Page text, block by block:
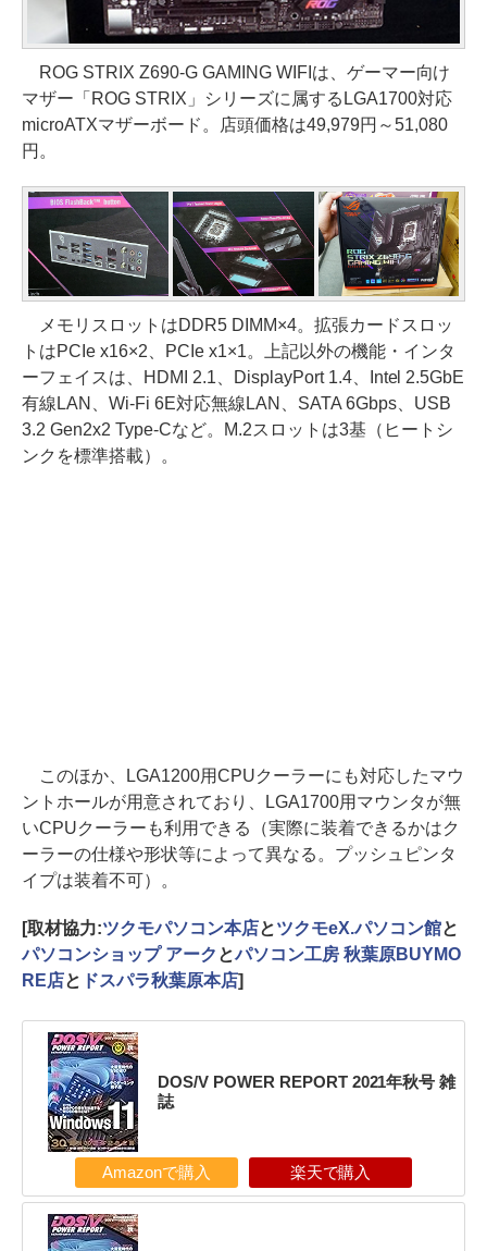
ROG STRIX Z690-G GAMING WIFIは、ゲーマー向け
マザー「ROG STRIX」シリーズに属するLGA1700対応
microATXマザーボード。店頭価格は49,979円～51,080
円。
メモリスロットはDDR5 DIMM×4。拡張カードスロッ
トはPCIe x16×2、PCIe x1×1。上記以外の機能・インタ
ーフェイスは、HDMI 2.1、DisplayPort 1.4、Intel 2.5GbE
有線LAN、Wi-Fi 6E対応無線LAN、SATA 6Gbps、USB
3.2 Gen2x2 Type-Cなど。M.2スロットは3基（ヒートシ
ンクを標準搭載）。
このほか、LGA1200用CPUクーラーにも対応したマウ
ントホールが用意されており、LGA1700用マウンタが無
いCPUクーラーも利用できる（実際に装着できるかはク
ーラーの仕様や形状等によって異なる。プッシュピンタ
イプは装着不可）。
[取材協力:ツクモパソコン本店とツクモeX.パソコン館と
パソコンショップ アーク とパソコン工房 秋葉原BUYMO
RE店と ドスパラ秋葉原本店]
DOS/V POWER REPORT 2021年秋号 雑
誌
Amazonで購入 楽天で購入